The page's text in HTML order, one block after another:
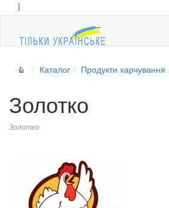
|
Каталог Продукти харчування
Золотко
Золотко